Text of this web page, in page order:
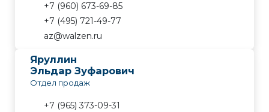
+7 (960) 673-69-85
+7 (495) 721-49-77
az@walzen.ru
Яруллин
Эльдар Зуфарович
Отдел продаж
+7 (965) 373-09-31